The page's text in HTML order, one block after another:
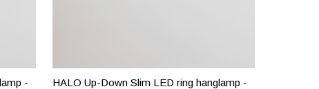
-
HALO Up-Down Slim LED ring hanglamp -